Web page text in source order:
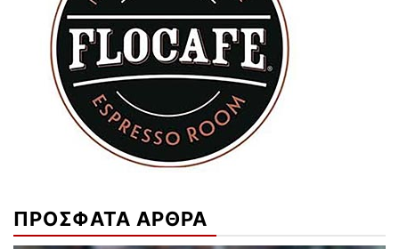
ΠΡΟΣΦΑΤΑ ΑΡΘΡΑ